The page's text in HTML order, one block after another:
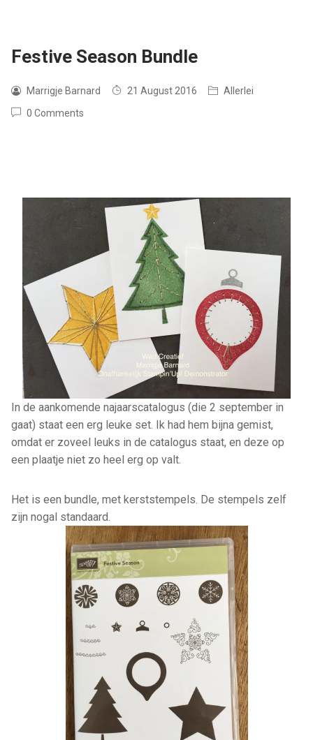
Festive Season Bundle
Marrigje Barnard 21 August 2016
Allerlei
0 Comments
In de aankomende najaarscatalogus (die 2 september in
gaat) staat een erg leuke set. Ik had hem bijna gemist,
omdat er zoveel leuks in de catalogus staat, en deze op
een plaatje niet zo heel erg op valt.
Het is een bundle, met kerststempels. De stempels zelf
zijn nogal standaard.